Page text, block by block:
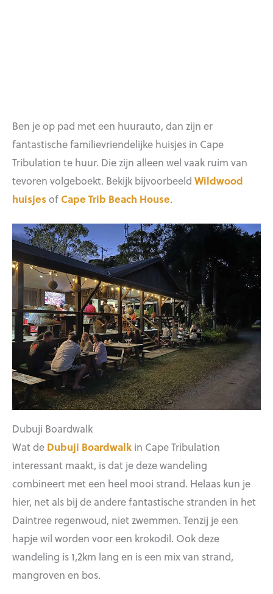
Ben je op pad met een huurauto, dan zijn er
fantastische familievriendelijke huisjes in Cape
Tribulation te huur. Die zijn alleen wel vaak ruim van
tevoren volgeboekt. Bekijk bijvoorbeeld Wildwood
huisjes ofCape Trib Beach House.
Dubuji Boardwalk
Wat de Dubuji Boardwalk in Cape Tribulation
interessant maakt, is dat je deze wandeling
combineert met een heel mooi strand. Helaas kun je
hier, net als bij de andere fantastische stranden in het
Daintree regenwoud, niet zwemmen. Tenzij je een
hapje wil worden voor een krokodil. Ook deze
wandeling is 1,2km lang en is een mix van strand,
mangroven en bos.